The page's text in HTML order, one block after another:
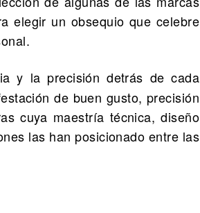
elegir un obsequio que celebre
y la precisión detrás de cada
de buen gusto, precisión
cuya maestría técnica, diseño
las han posicionado entre las